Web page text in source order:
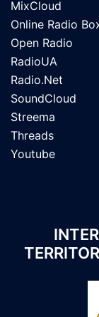
MixCloud
Online Radio
Open Radio
RadioUA
Radio.Net
SoundCloud
Streema
Threads
Youtube